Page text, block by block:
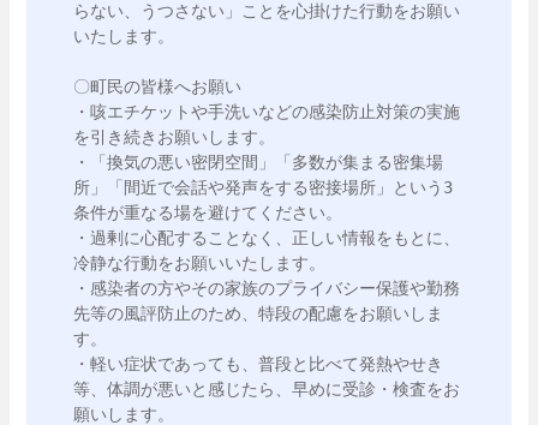
らない、うつさない」ことを心掛けた行動をお願い
いたします。
〇町民の皆様へお願い
・咳エチケットや手洗いなどの感染防止対策の実施
を引き続きお願いします。
・「換気の悪い密閉空間」「多数が集まる密集場
所」「間近で会話や発声をする密接場所」という3
条件が重なる場を避けてください。
・過剰に心配することなく、正しい情報をもとに、
冷静な行動をお願いいたします。
・感染者の方やその家族のプライバシー保護や勤務
先等の風評防止のため、特段の配慮をお願いしま
す。
・軽い症状であっても、普段と比べて発熱やせき
等、体調が悪いと感じたら、早めに受診・検査をお
願いします。